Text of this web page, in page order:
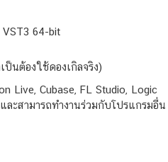
64-bit
นต้องใช้ดองเกิลจริง)
Live, Cubase, FL Studio, Logic
ะสามารถทำงานร่วมกับโปรแกรมอื่น